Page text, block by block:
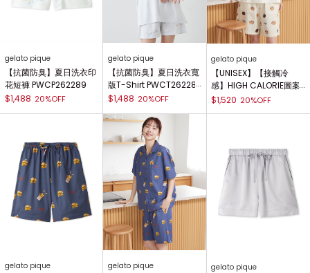
gelato pique
【抗菌防臭】夏日洗衣印
花短褲 PWCP262289
$1,488 20%OFF
gelato pique
【抗菌防臭】夏日洗衣寬
版T-Shirt PWCT26228
8
$1,488 20%OFF
gelato pique
【UNISEX】【接觸冷
感】HIGH CALORIE圖案
T-Shirt PUCT262255
$1,520 20%OFF
gelato pique gelato pique gelato pique